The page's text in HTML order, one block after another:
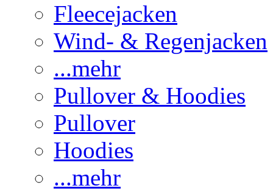
Fleecejacken
Wind- & Regenjacken
...mehr
Pullover & Hoodies
Pullover
Hoodies
...mehr